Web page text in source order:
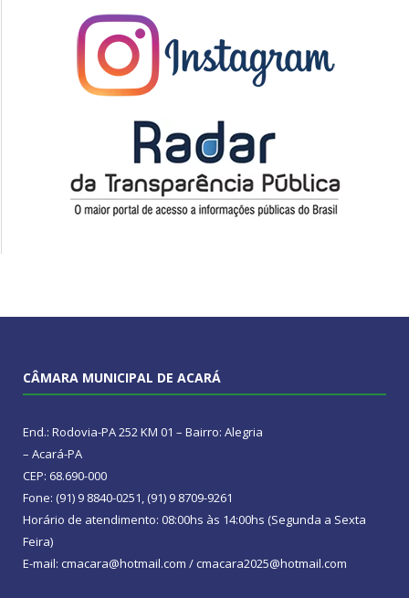
CÂMARA MUNICIPAL DE ACARÁ
End.: Rodovia-PA 252 KM 01 – Bairro: Alegria
– Acará-PA
CEP: 68.690-000
Fone: (91) 9 8840-0251, (91) 9 8709-9261
Horário de atendimento: 08:00hs às 14:00hs (Segunda a Sexta
Feira)
E-mail: cmacara@hotmail.com / cmacara2025@hotmail.com